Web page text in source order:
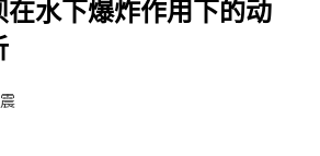
在水下爆炸作用下的动